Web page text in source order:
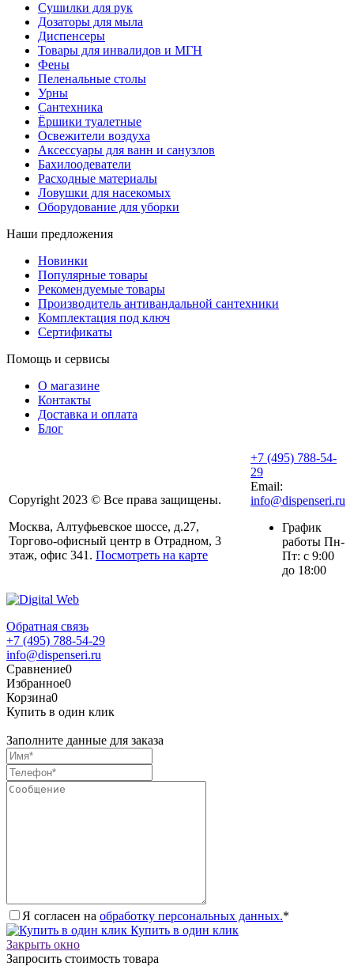
Сушилки для рук
Дозаторы для мыла
Диспенсеры
Товары для инвалидов и МГН
Фены
Пеленальные столы
Урны
Сантехника
Ёршики туалетные
Освежители воздуха
Аксессуары для ванн и санузлов
Бахилоодеватели
Расходные материалы
Ловушки для насекомых
Оборудование для уборки
Наши предложения
Новинки
Популярные товары
Рекомендуемые товары
Производитель антивандальной сантехники
Комплектация под ключ
Сертификаты
Помощь и сервисы
О магазине
Контакты
Доставка и оплата
Блог
Copyright 2023 © Все права защищены.
Москва, Алтуфьевское шоссе, д.27,
Торгово-офисный центр в Отрадном, 3
этаж, офис 341. Посмотреть на карте
+7 (495) 788-54-
29
Email:
info@dispenseri.ru
График
работы Пн-
Пт: с 9:00
до 18:00
Обратная связь
+7 (495) 788-54-29
info@dispenseri.ru
Сравнение0
Избранное0
Корзина0
Купить в один клик
Заполните данные для заказа
Я согласен на обработку персональных данных.*
Купить в один клик
Закрыть окно
Запросить стоимость товара